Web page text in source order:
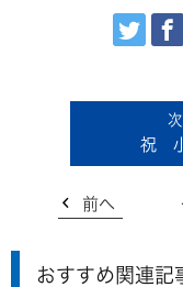
祝
前へ
おすすめ関連記